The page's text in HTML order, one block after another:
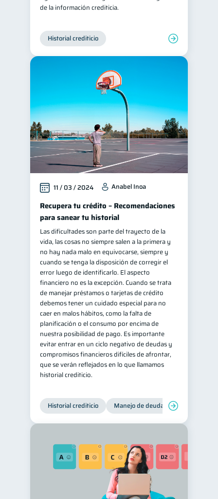
de la información crediticia.
Historial crediticio
11 / 03 / 2024 Anabel Inoa
Recupera tu crédito – Recomendaciones
para sanear tu historial
Las dificultades son parte del trayecto de la
vida, las cosas no siempre salen a la primera y
no hay nada malo en equivocarse, siempre y
cuando se tenga la disposición de corregir el
error luego de identificarlo. El aspecto
financiero no es la excepción. Cuando se trata
de manejar préstamos o tarjetas de crédito
debemos tener un cuidado especial para no
caer en malos hábitos, como la falta de
planificación o el consumo por encima de
nuestra posibilidad de pago. Es importante
evitar entrar en un ciclo negativo de deudas y
compromisos financieros difíciles de afrontar,
que se verán reflejados en lo que llamamos
historial crediticio.
Historial crediticio Manejo de deudas